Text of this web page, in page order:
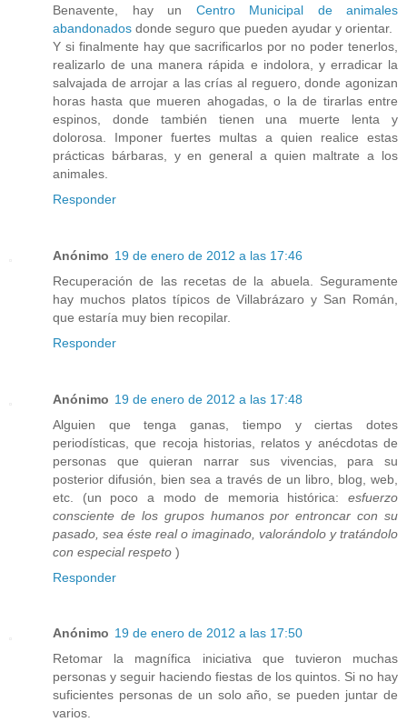
Benavente, hay un Centro Municipal de animales
abandonados donde seguro que pueden ayudar y orientar.
Y si finalmente hay que sacrificarlos por no poder tenerlos,
realizarlo de una manera rápida e indolora, y erradicar la
salvajada de arrojar a las crías al reguero, donde agonizan
horas hasta que mueren ahogadas, o la de tirarlas entre
espinos, donde también tienen una muerte lenta y
dolorosa. Imponer fuertes multas a quien realice estas
prácticas bárbaras, y en general a quien maltrate a los
animales.
Responder
Anónimo 19 de enero de 2012 a las 17:46
Recuperación de las recetas de la abuela. Seguramente
hay muchos platos típicos de Villabrázaro y San Román,
que estaría muy bien recopilar.
Responder
Anónimo 19 de enero de 2012 a las 17:48
Alguien que tenga ganas, tiempo y ciertas dotes
periodísticas, que recoja historias, relatos y anécdotas de
personas que quieran narrar sus vivencias, para su
posterior difusión, bien sea a través de un libro, blog, web,
etc. (un poco a modo de memoria histórica: esfuerzo
consciente de los grupos humanos por entroncar con su
pasado, sea éste real o imaginado, valorándolo y tratándolo
con especial respeto )
Responder
Anónimo 19 de enero de 2012 a las 17:50
Retomar la magnífica iniciativa que tuvieron muchas
personas y seguir haciendo fiestas de los quintos. Si no hay
suficientes personas de un solo año, se pueden juntar de
varios.